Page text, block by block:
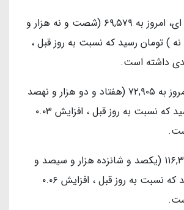
قیمت دلار مبادله ای، امروز به ۶۹,۵۷۹ (شصت و نه هزار و
) تومان رسید که نسبت به روز قبل ،
یورو مبادله ای، امروز به ۷۲,۹۰۵ (هفتاد و دو هزار و نهصد
و پنج ) تومان رسید که نسبت به روز قبل ، افزایش ۰.۰۳
پوند، امروز به ۱۱۶,۳۳۰ (یکصد و شانزده هزار و سیصد و
سی ) تومان رسید که نسبت به روز قبل ، افزایش ۰.۰۶